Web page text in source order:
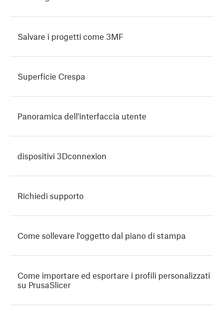
Salvare i progetti come 3MF
Superficie Crespa
Panoramica dell'interfaccia utente
dispositivi 3Dconnexion
Richiedi supporto
Come sollevare l'oggetto dal piano di stampa
Come importare ed esportare i profili personalizzati
su PrusaSlicer